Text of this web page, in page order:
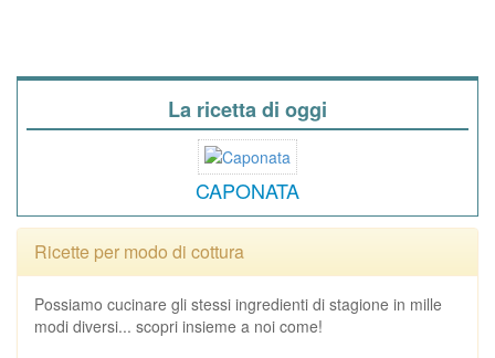
La ricetta di oggi
CAPONATA
Ricette per modo di cottura
Possiamo cucinare gli stessi ingredienti di stagione in mille
modi diversi... scopri insieme a noi come!